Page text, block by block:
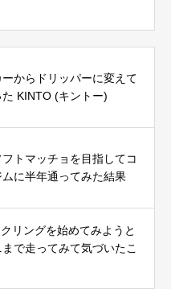
からドリッパーに変えて
KINTO (キントー)
トマッチョを目指してコ
に半年通ってみた結果
リングを始めてみようと
で走ってみて気づいたこ